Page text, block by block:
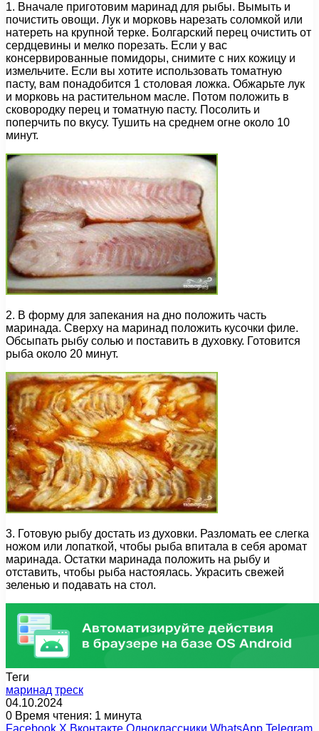
1. Вначале приготовим маринад для рыбы. Вымыть и
почистить овощи. Лук и морковь нарезать соломкой или
натереть на крупной терке. Болгарский перец очистить от
сердцевины и мелко порезать. Если у вас
консервированные помидоры, снимите с них кожицу и
измельчите. Если вы хотите использовать томатную
пасту, вам понадобится 1 столовая ложка. Обжарьте лук
и морковь на растительном масле. Потом положить в
сковородку перец и томатную пасту. Посолить и
поперчить по вкусу. Тушить на среднем огне около 10
минут.
2. В форму для запекания на дно положить часть
маринада. Сверху на маринад положить кусочки филе.
Обсыпать рыбу солью и поставить в духовку. Готовится
рыба около 20 минут.
3. Готовую рыбу достать из духовки. Разломать ее слегка
ножом или лопаткой, чтобы рыба впитала в себя аромат
маринада. Остатки маринада положить на рыбу и
отставить, чтобы рыба настоялась. Украсить свежей
зеленью и подавать на стол.
Теги
маринад треск
04.10.2024
0 Время чтения: 1 минута